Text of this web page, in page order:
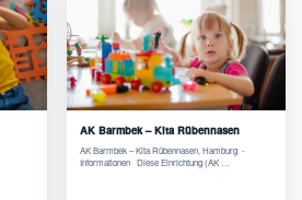
AK Barmbek – Kita Rübennasen
AK Barmbek – Kita Rübennasen, Hamburg -
Informationen Diese Einrichtung (AK …